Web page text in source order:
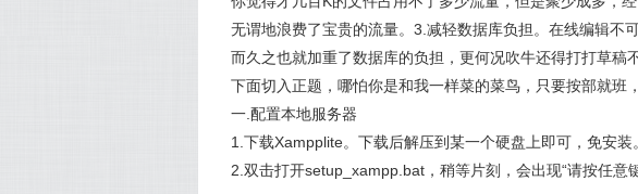
无谓地浪费了宝贵的流量。3.减轻数据库负担。在线编辑不
而久之也就加重了数据库的负担，更何况吹牛还得打打草稿
下面切入正题，哪怕你是和我一样菜的菜鸟，只要按部就班
一.配置本地服务器
1.下载Xampplite。下载后解压到某一个硬盘上即可，免安装。
2.双击打开setup_xampp.bat，稍等片刻，会出现“请按任意